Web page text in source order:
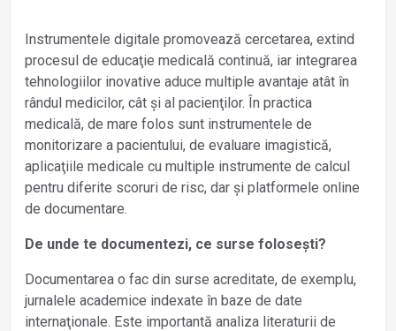
Instrumentele digitale promovează cercetarea, extind
procesul de educaţie medicală continuă, iar integrarea
tehnologiilor inovative aduce multiple avantaje atât în
rândul medicilor, cât și al pacienţilor. În practica
medicală, de mare folos sunt instrumentele de
monitorizare a pacientului, de evaluare imagistică,
aplicaţiile medicale cu multiple instrumente de calcul
pentru diferite scoruri de risc, dar și platformele online
de documentare.
De unde te documentezi, ce surse folosești?
Documentarea o fac din surse acreditate, de exemplu,
jurnalele academice indexate în baze de date
internaţionale. Este importantă analiza literaturii de